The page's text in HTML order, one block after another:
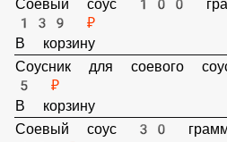
Соевый соус 100 грамм
139 ₽
В корзину
Соусник для соевого соуса 1 шт
5 ₽